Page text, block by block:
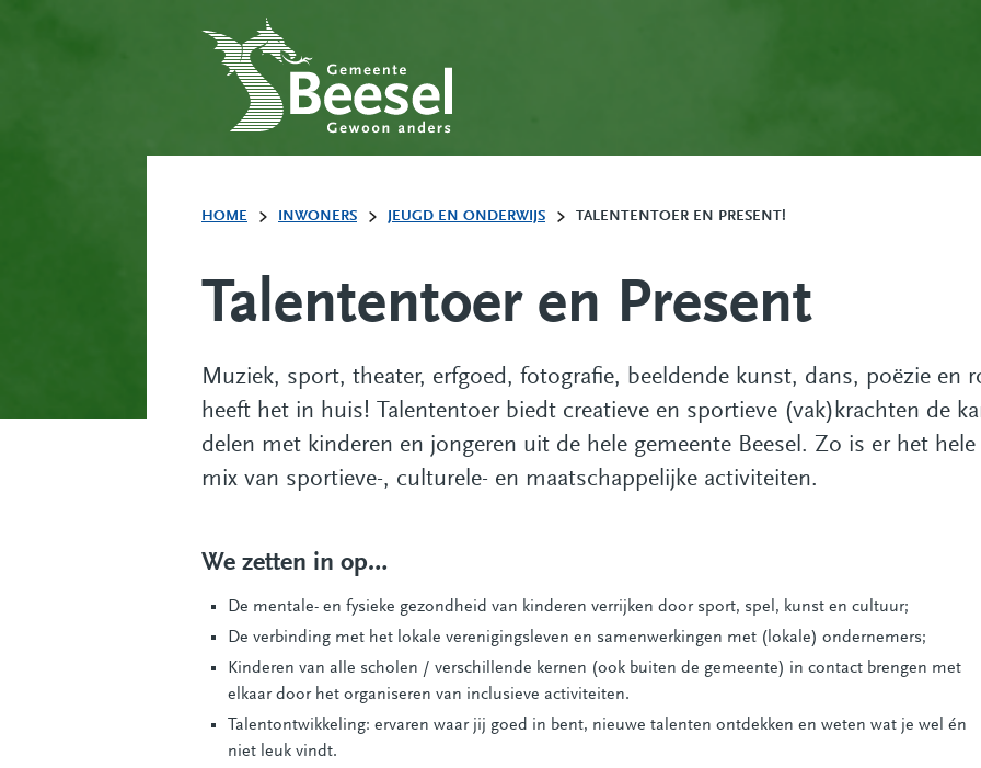
HOME INWONERS JEUGD EN ONDERWIJS TALENTENTOER EN PRESENT!
Talententoer en Present
Muziek, sport, theater, erfgoed, fotografie, beeldende kunst, dans, poëzie en
heeft het in huis! Talententoer biedt creatieve en sportieve (vak)krachten de
delen met kinderen en jongeren uit de hele gemeente Beesel. Zo is er het
mix van sportieve-, culturele- en maatschappelijke activiteiten.
We zetten in op…
De mentale- en fysieke gezondheid van kinderen verrijken door sport, spel, kunst en cultuur;
De verbinding met het lokale verenigingsleven en samenwerkingen met (lokale) ondernemers;
Kinderen van alle scholen / verschillende kernen (ook buiten de gemeente) in contact brengen met
elkaar door het organiseren van inclusieve activiteiten.
Talentontwikkeling: ervaren waar jij goed in bent, nieuwe talenten ontdekken en weten wat je wel én
niet leuk vindt.